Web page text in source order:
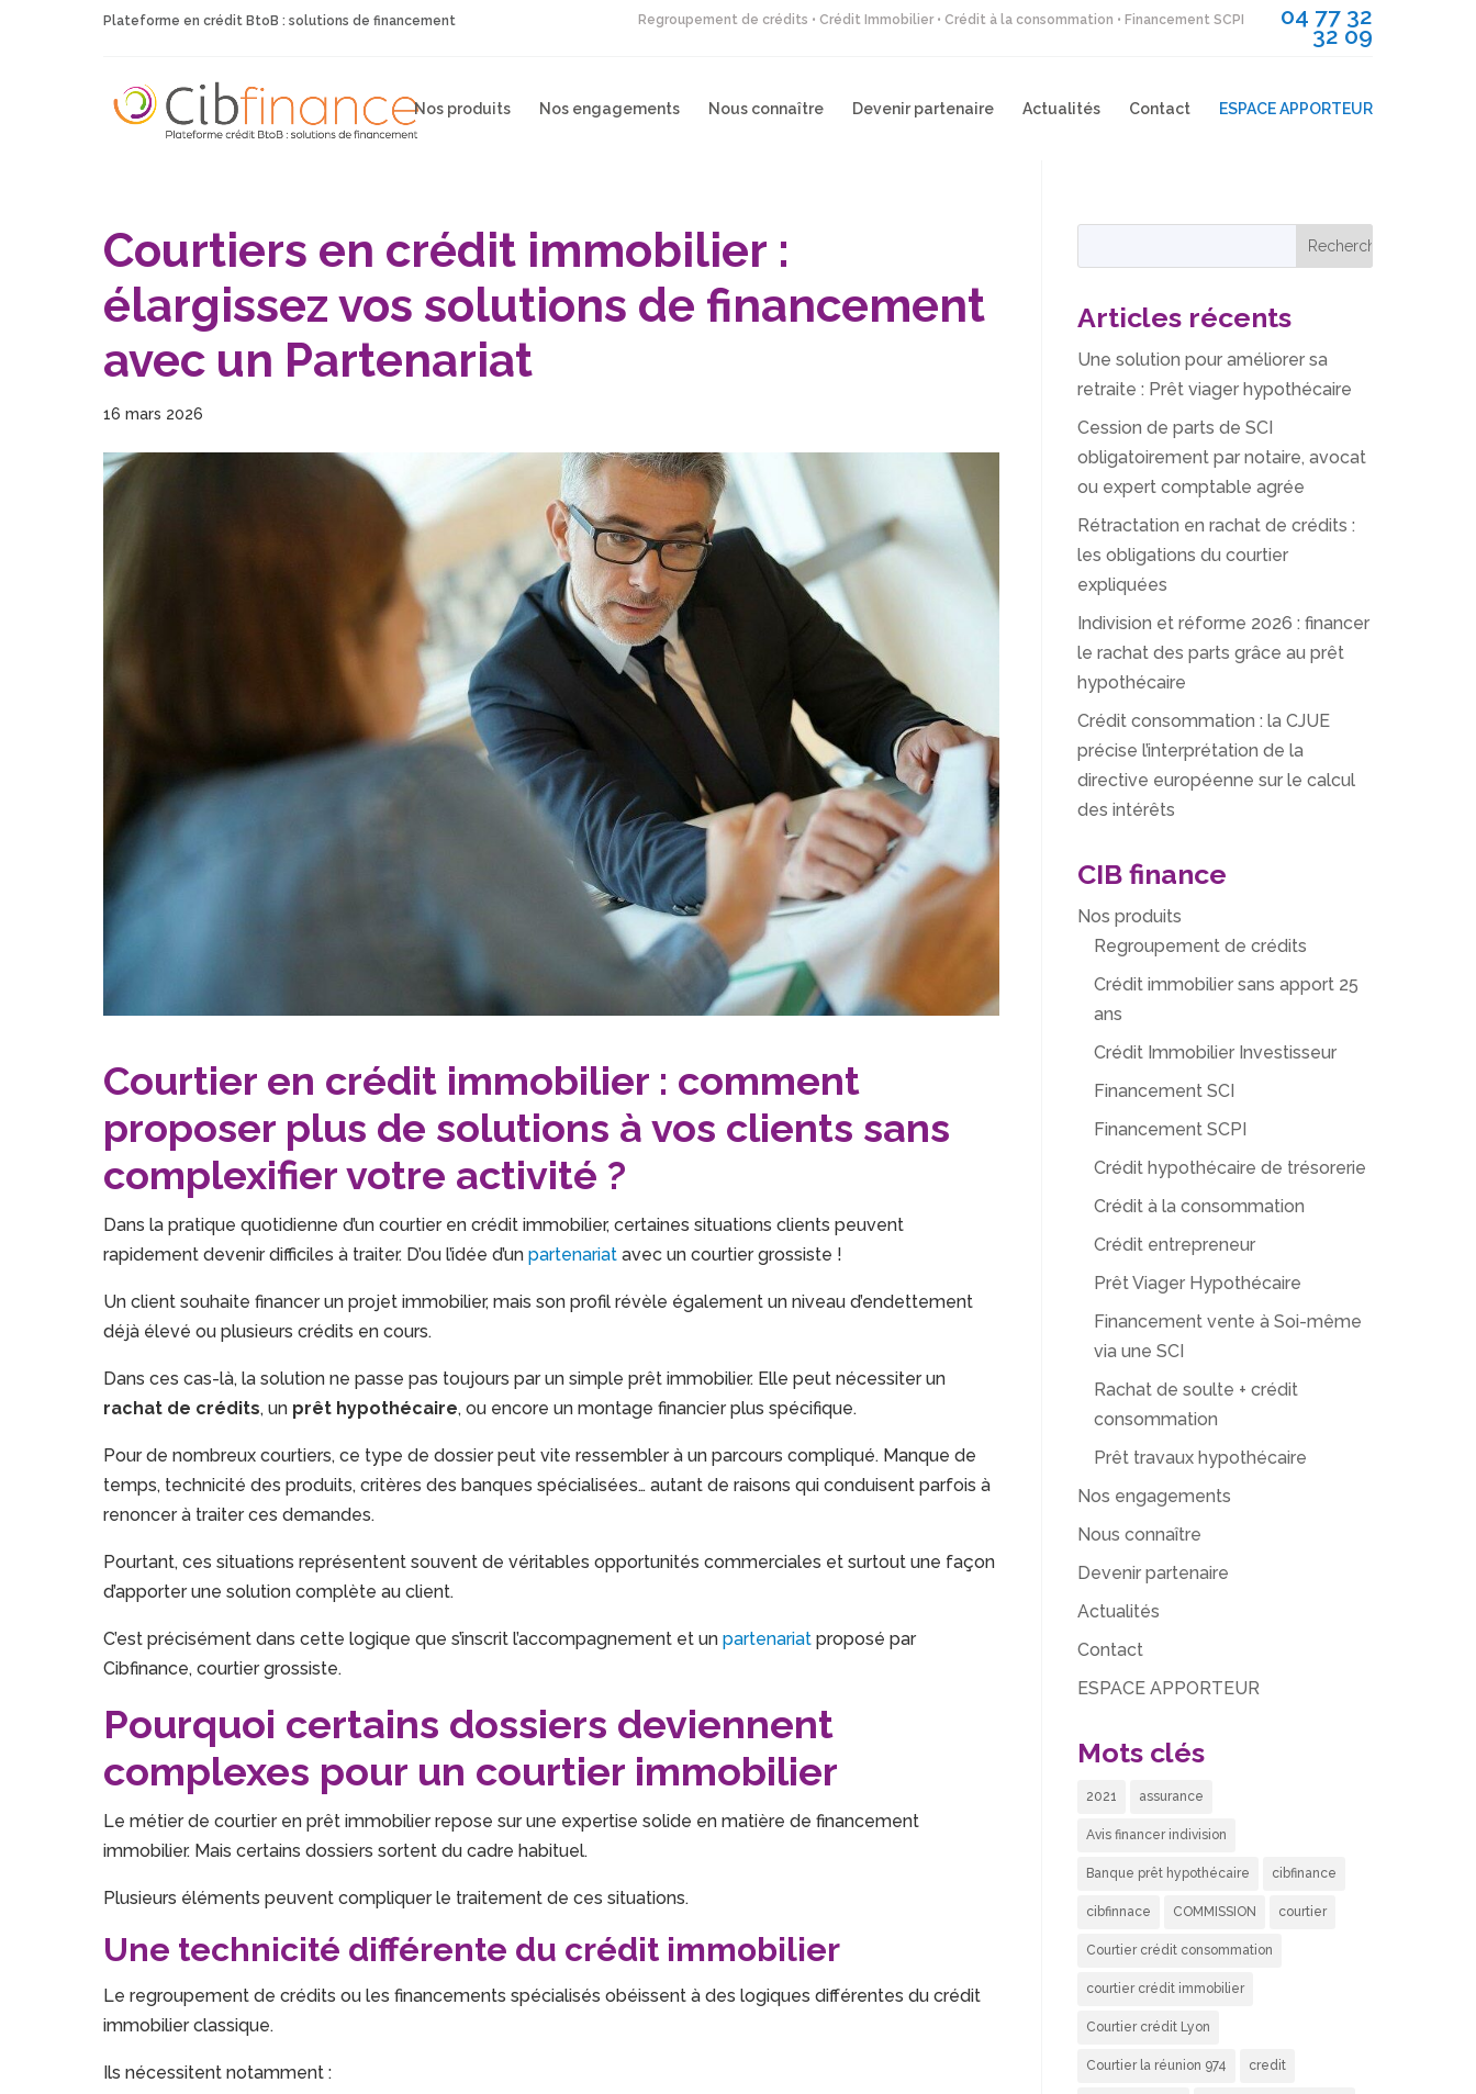
Plateforme en crédit BtoB : solutions de financement Regroupement de crédits • Crédit Immobilier • Crédit à la consommation • Financement SCPI 04 77 32
32 09
Nos produits Nos engagements Nous connaître Devenir partenaire Actualités Contact ESPACE APPORTEUR
Courtiers en crédit immobilier :
élargissez vos solutions de financement
avec un Partenariat
16 mars 2026
Courtier en crédit immobilier : comment
proposer plus de solutions à vos clients sans
complexifier votre activité ?
Dans la pratique quotidienne d’un courtier en crédit immobilier, certaines situations clients peuvent
rapidement devenir difficiles à traiter. D’ou l’idée d’unpartenariat avec un courtier grossiste !
Un client souhaite financer un projet immobilier, mais son profil révèle également un niveau d’endettement
déjà élevé ou plusieurs crédits en cours.
Dans ces cas-là, la solution ne passe pas toujours par un simple prêt immobilier. Elle peut nécessiter un
rachat de crédits, un prêt hypothécaire, ou encore un montage financier plus spécifique.
Pour de nombreux courtiers, ce type de dossier peut vite ressembler à un parcours compliqué. Manque de
temps, technicité des produits, critères des banques spécialisées… autant de raisons qui conduisent parfois à
renoncer à traiter ces demandes.
Pourtant, ces situations représentent souvent de véritables opportunités commerciales et surtout une façon
d’apporter une solution complète au client.
C’est précisément dans cette logique que s’inscrit l’accompagnement et unpartenariat proposé par
Cibfinance, courtier grossiste.
Pourquoi certains dossiers deviennent
complexes pour un courtier immobilier
Le métier de courtier en prêt immobilier repose sur une expertise solide en matière de financement
immobilier. Mais certains dossiers sortent du cadre habituel.
Plusieurs éléments peuvent compliquer le traitement de ces situations.
Une technicité différente du crédit immobilier
Le regroupement de crédits ou les financements spécialisés obéissent à des logiques différentes du crédit
immobilier classique.
Ils nécessitent notamment :
Articles récents
Une solution pour améliorer sa
retraite : Prêt viager hypothécaire
Cession de parts de SCI
obligatoirement par notaire, avocat
ou expert comptable agrée
Rétractation en rachat de crédits :
les obligations du courtier
expliquées
Indivision et réforme 2026 : financer
le rachat des parts grâce au prêt
hypothécaire
Crédit consommation : la CJUE
précise l’interprétation de la
directive européenne sur le calcul
des intérêts
CIB finance
Nos produits
Regroupement de crédits
Crédit immobilier sans apport 25
ans
Crédit Immobilier Investisseur
Financement SCI
Financement SCPI
Crédit hypothécaire de trésorerie
Crédit à la consommation
Crédit entrepreneur
Prêt Viager Hypothécaire
Financement vente à Soi-même
via une SCI
Rachat de soulte + crédit
consommation
Prêt travaux hypothécaire
Nos engagements
Nous connaître
Devenir partenaire
Actualités
Contact
ESPACE APPORTEUR
Mots clés
2021 assurance
Avis financer indivision
Banque prêt hypothécaire cibfinance
cibfinnace COMMISSION courtier
Courtier crédit consommation
courtier crédit immobilier
Courtier crédit Lyon
Courtier la réunion 974 credit